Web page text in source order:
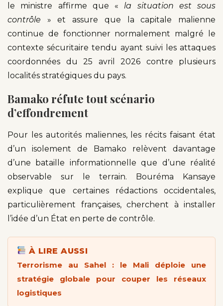
le ministre affirme que «la situation est sous
contrôle » et assure que la capitale malienne
continue de fonctionner normalement malgré le
contexte sécuritaire tendu ayant suivi les attaques
coordonnées du 25 avril 2026 contre plusieurs
localités stratégiques du pays.
Bamako réfute tout scénario
d’effondrement
Pour les autorités maliennes, les récits faisant état
d’un isolement de Bamako relèvent davantage
d’une bataille informationnelle que d’une réalité
observable sur le terrain. Bouréma Kansaye
explique que certaines rédactions occidentales,
particulièrement françaises, cherchent à installer
l’idée d’un État en perte de contrôle.
À LIRE AUSSI
Terrorisme au Sahel : le Mali déploie une
stratégie globale pour couper les réseaux
logistiques